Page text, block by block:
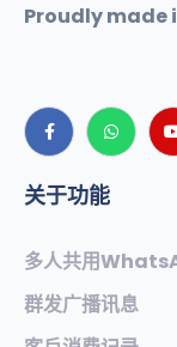
Proudly made
关于功能
多人共用
群发广播讯息